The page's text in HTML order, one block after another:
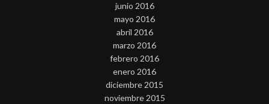
junio 2016
mayo 2016
abril 2016
marzo 2016
febrero 2016
enero 2016
diciembre 2015
noviembre 2015